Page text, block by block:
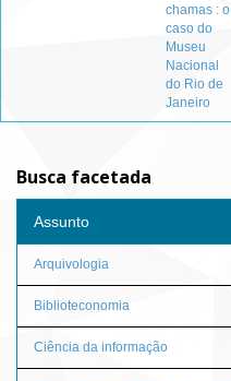
chamas : o
caso do
Museu
Nacional
do Rio de
Janeiro
Busca facetada
Assunto
Arquivologia
Biblioteconomia
Ciência da informação